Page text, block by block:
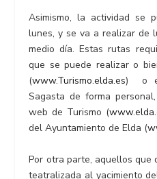
Asimismo, la actividad se
lunes, y se va a realizar de
medio día. Estas rutas
que se puede realizar o
(www.Turismo.elda.es) o
Sagasta de forma
web de Turismo (
del Ayuntamiento de Elda (
Por otra parte, aquellos que
teatralizada al yacimiento